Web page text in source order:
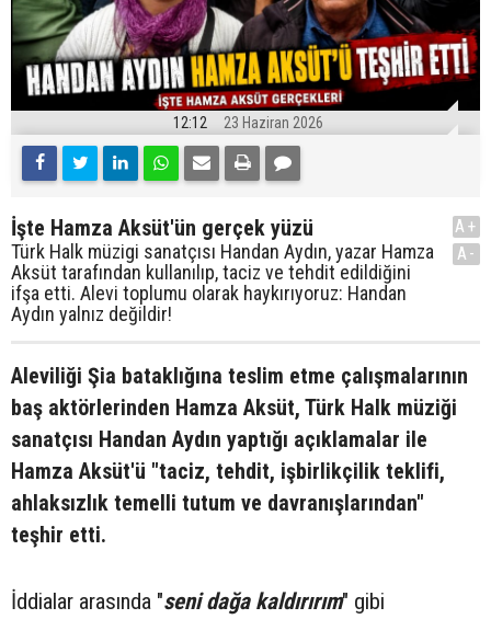
12:12 23 Haziran 2026
İşte Hamza Aksüt'ün gerçek yüzü
Türk Halk müzigi sanatçısı Handan Aydın, yazar Hamza
Aksüt tarafından kullanılıp, taciz ve tehdit edildiğini
ifşa etti. Alevi toplumu olarak haykırıyoruz: Handan
Aydın yalnız değildir!
A+
A-
Aleviliği Şia bataklığına teslim etme çalışmalarının
baş aktörlerinden Hamza Aksüt, Türk Halk müziği
sanatçısı Handan Aydın yaptığı açıklamalar ile
Hamza Aksüt'ü "taciz, tehdit, işbirlikçilik teklifi,
ahlaksızlık temelli tutum ve davranışlarından"
teşhir etti.
İddialar arasında "seni dağa kaldırırım" gibi